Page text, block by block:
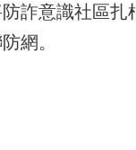
詐意識社區扎
網。